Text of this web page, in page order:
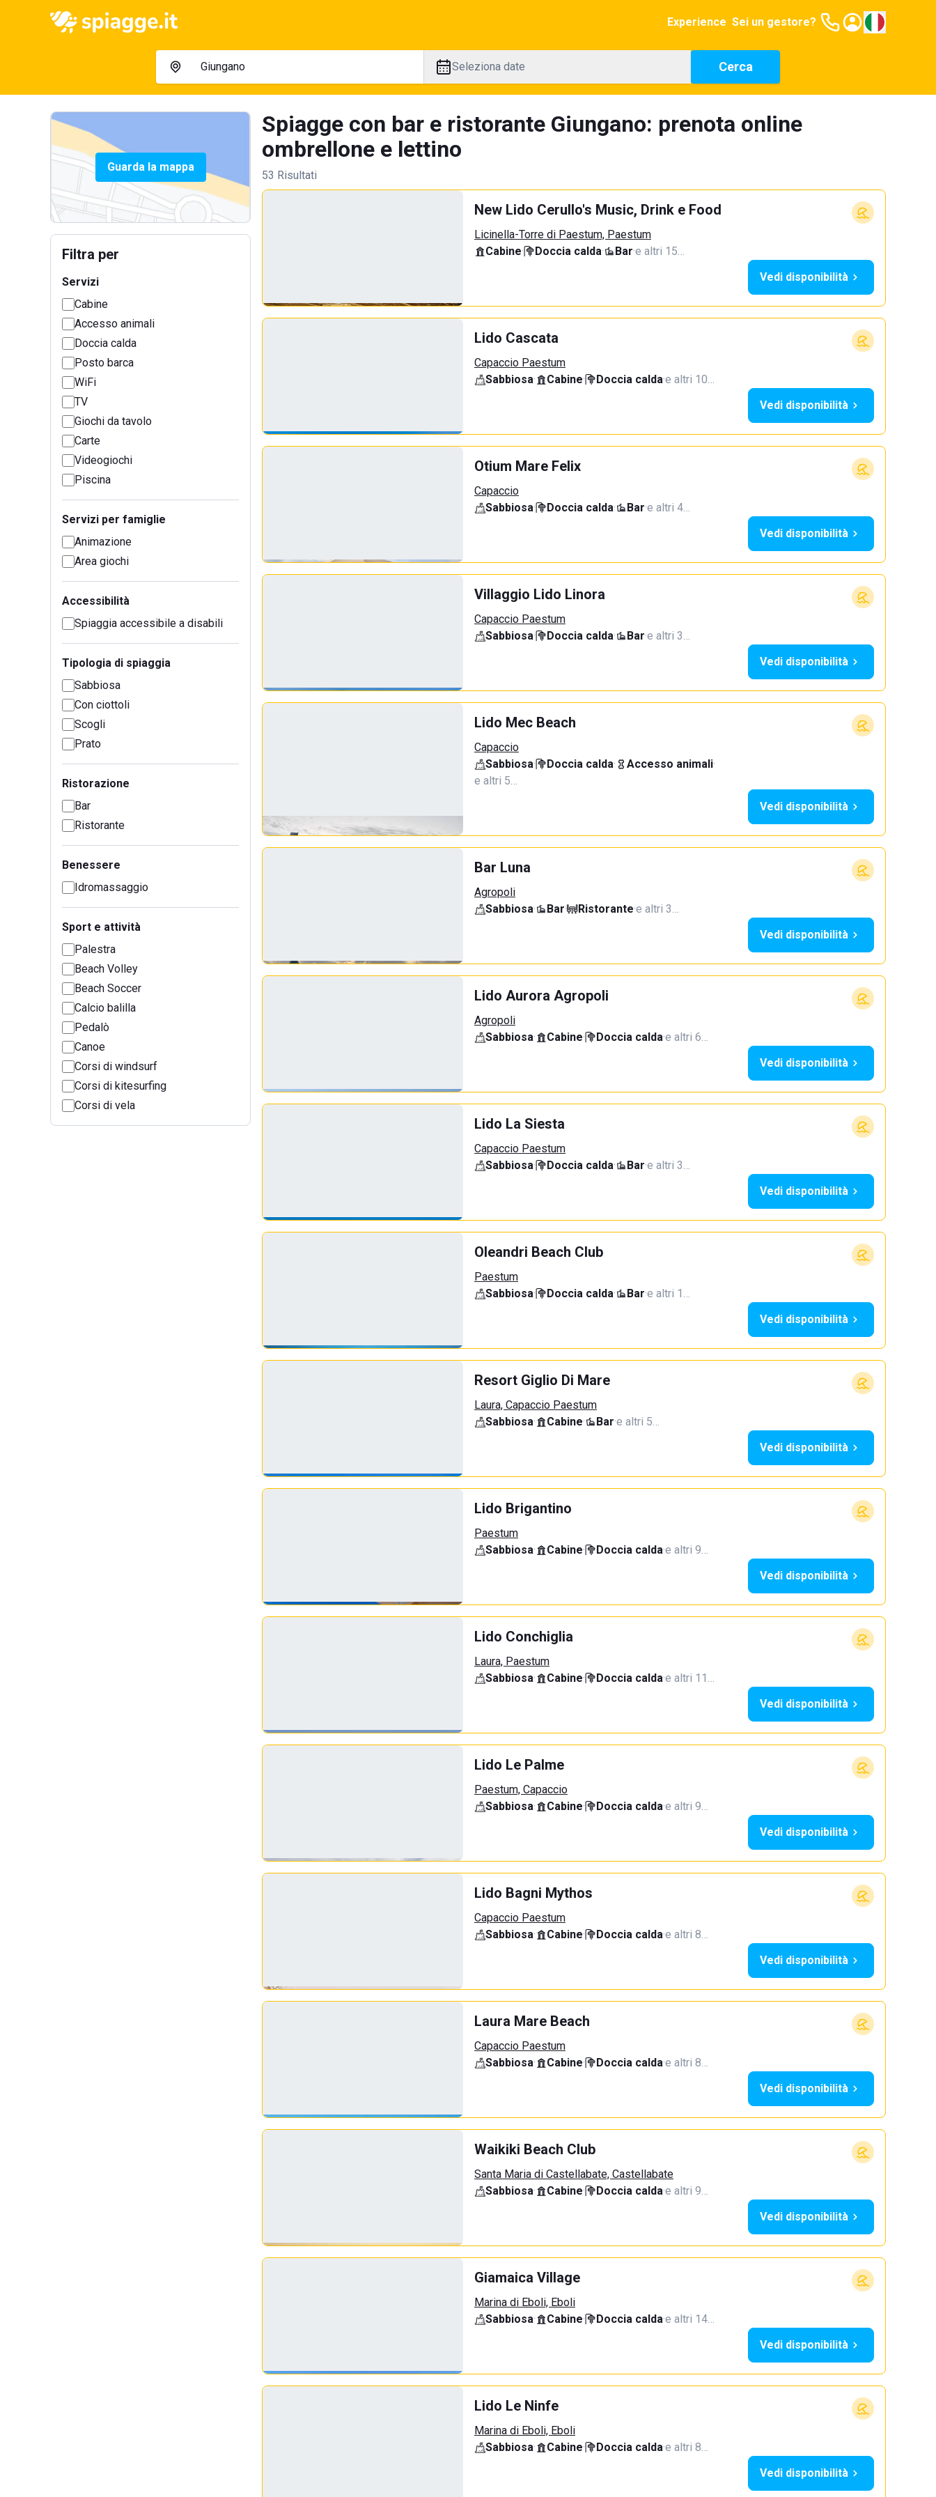
Experience Sei un gestore?
Seleziona date Cerca
Guarda la mappa
Filtra per
Servizi
Cabine
Accesso animali
Doccia calda
Posto barca
WiFi
TV
Giochi da tavolo
Carte
Videogiochi
Piscina
Servizi per famiglie
Animazione
Area giochi
Accessibilità
Spiaggia accessibile a disabili
Tipologia di spiaggia
Sabbiosa
Con ciottoli
Scogli
Prato
Ristorazione
Bar
Ristorante
Benessere
Idromassaggio
Sport e attività
Palestra
Beach Volley
Beach Soccer
Calcio balilla
Pedalò
Canoe
Corsi di windsurf
Corsi di kitesurfing
Corsi di vela
Spiagge con bar e ristorante Giungano: prenota online
ombrellone e lettino
53 Risultati
New Lido Cerullo's Music, Drink e Food
Licinella-Torre di Paestum, Paestum
Cabine· Doccia calda· Bar·e altri 15…
Vedi disponibilità
Lido Cascata
Capaccio Paestum
Sabbiosa· Cabine· Doccia calda·e altri 10…
Vedi disponibilità
Otium Mare Felix
Capaccio
Sabbiosa· Doccia calda· Bar·e altri 4…
Vedi disponibilità
Villaggio Lido Linora
Capaccio Paestum
Sabbiosa· Doccia calda· Bar·e altri 3…
Vedi disponibilità
Lido Mec Beach
Capaccio
Sabbiosa· Doccia calda· Accesso animali·
e altri 5…
Vedi disponibilità
Bar Luna
Agropoli
Sabbiosa· Bar· Ristorante·e altri 3…
Vedi disponibilità
Lido Aurora Agropoli
Agropoli
Sabbiosa· Cabine· Doccia calda·e altri 6…
Vedi disponibilità
Lido La Siesta
Capaccio Paestum
Sabbiosa· Doccia calda· Bar·e altri 3…
Vedi disponibilità
Oleandri Beach Club
Paestum
Sabbiosa· Doccia calda· Bar·e altri 1…
Vedi disponibilità
Resort Giglio Di Mare
Laura, Capaccio Paestum
Sabbiosa· Cabine· Bar·e altri 5…
Vedi disponibilità
Lido Brigantino
Paestum
Sabbiosa· Cabine· Doccia calda·e altri 9…
Vedi disponibilità
Lido Conchiglia
Laura, Paestum
Sabbiosa· Cabine· Doccia calda·e altri 11…
Vedi disponibilità
Lido Le Palme
Paestum, Capaccio
Sabbiosa· Cabine· Doccia calda·e altri 9…
Vedi disponibilità
Lido Bagni Mythos
Capaccio Paestum
Sabbiosa· Cabine· Doccia calda·e altri 8…
Vedi disponibilità
Laura Mare Beach
Capaccio Paestum
Sabbiosa· Cabine· Doccia calda·e altri 8…
Vedi disponibilità
Waikiki Beach Club
Santa Maria di Castellabate, Castellabate
Sabbiosa· Cabine· Doccia calda·e altri 9…
Vedi disponibilità
Giamaica Village
Marina di Eboli, Eboli
Sabbiosa· Cabine· Doccia calda·e altri 14…
Vedi disponibilità
Lido Le Ninfe
Marina di Eboli, Eboli
Sabbiosa· Cabine· Doccia calda·e altri 8…
Vedi disponibilità